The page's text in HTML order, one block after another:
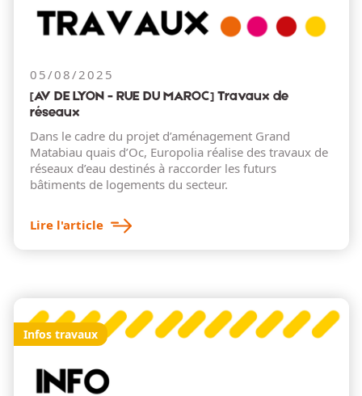
05/08/2025
[AV DE LYON - RUE DU MAROC] Travaux de
réseaux
Dans le cadre du projet d’aménagement Grand
Matabiau quais d’Oc, Europolia réalise des travaux de
réseaux d’eau destinés à raccorder les futurs
bâtiments de logements du secteur.
Lire l'article
Infos travaux